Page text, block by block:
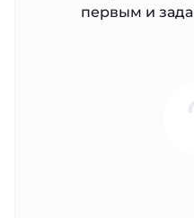
первым и